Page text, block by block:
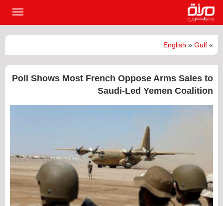
»
English » Gulf
Poll Shows Most French Oppose Arms Sales to
Saudi-Led Yemen Coalition